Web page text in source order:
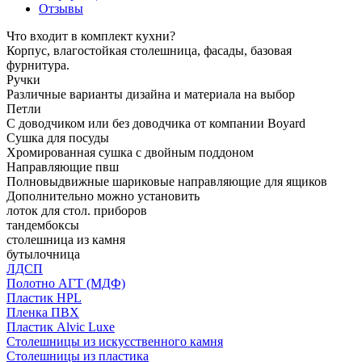
Отзывы
Что входит в комплект кухни?
Корпус, влагостойкая столешница, фасады, базовая
фурнитура.
Ручки
Различные варианты дизайна и материала на выбор
Петли
С доводчиком или без доводчика от компании Boyard
Сушка для посуды
Хромированная сушка с двойным поддоном
Направляющие пвш
Полновыдвижные шариковые направляющие для ящиков
Дополнительно можно установить
лоток для стол. приборов
тандембоксы
столешница из камня
бутылочница
ЛДСП
Полотно АГТ (МДФ)
Пластик HPL
Пленка ПВХ
Пластик Alvic Luxe
Столешницы из искусственного камня
Столешницы из пластика